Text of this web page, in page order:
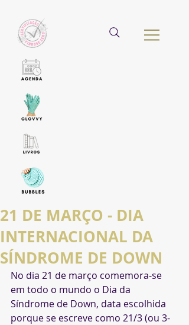
21 DE MARÇO - DIA
INTERNACIONAL DA
SÍNDROME DE DOWN
No dia 21 de março comemora-se
em todo o mundo o Dia da
Síndrome de Down, data escolhida
porque se escreve como 21/3 (ou 3-